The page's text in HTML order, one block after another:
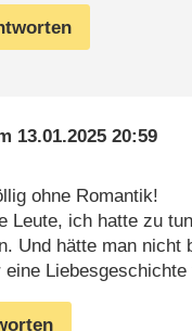
13.01.2025 20:59
ohne Romantik!
Leute, ich hatte zu
Und hätte man nicht
eine